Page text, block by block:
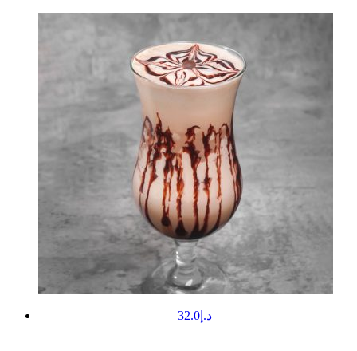
د.إ32.0